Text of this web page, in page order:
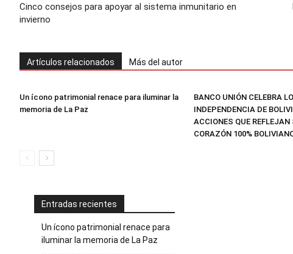
Cinco consejos para apoyar al sistema inmunitario en
invierno
Artículos relacionados Más del autor
Un ícono patrimonial renace para iluminar la
memoria de La Paz
BANCO UNIÓN CELEBRA
INDEPENDENCIA DE
ACCIONES QUE
CORAZÓN 100%
Entradas recientes
Un ícono patrimonial renace para
iluminar la memoria de La Paz